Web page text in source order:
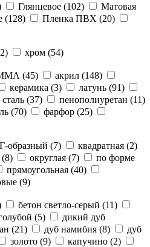
Глянцевое (102)
Матовая
(128) Пленка ПВХ (20)
2) хром (54)
(45) акрил (148)
керамика (3) латунь (91)
(37) пенополиуретан (11)
(70) фарфор (25)
Г-образный (7) квадратная (2)
(8) округлая (7)
по форме
прямоугольная (40)
(9)
бетон светло-серый (11)
(5)
дикий дуб
(21) дуб намибия (8)
дуб
золото (9) капучино (2)